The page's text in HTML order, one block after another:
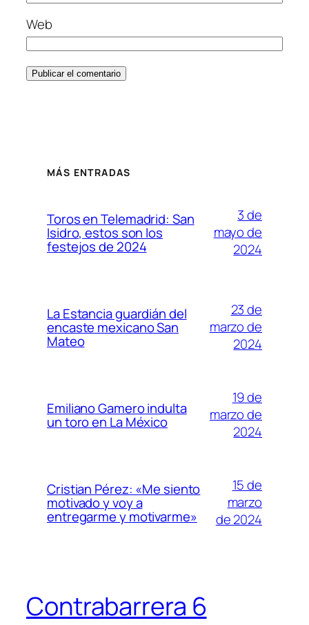
Web
MÁS ENTRADAS
Toros en Telemadrid: San
Isidro, estos son los
festejos de 2024
3 de
mayo de
2024
La Estancia guardián del
encaste mexicano San
Mateo
23 de
marzo de
2024
Emiliano Gamero indulta
un toro en La México
19 de
marzo de
2024
Cristian Pérez: «Me siento
motivado y voy a
entregarme y motivarme»
15 de
marzo
de 2024
Contrabarrera 6